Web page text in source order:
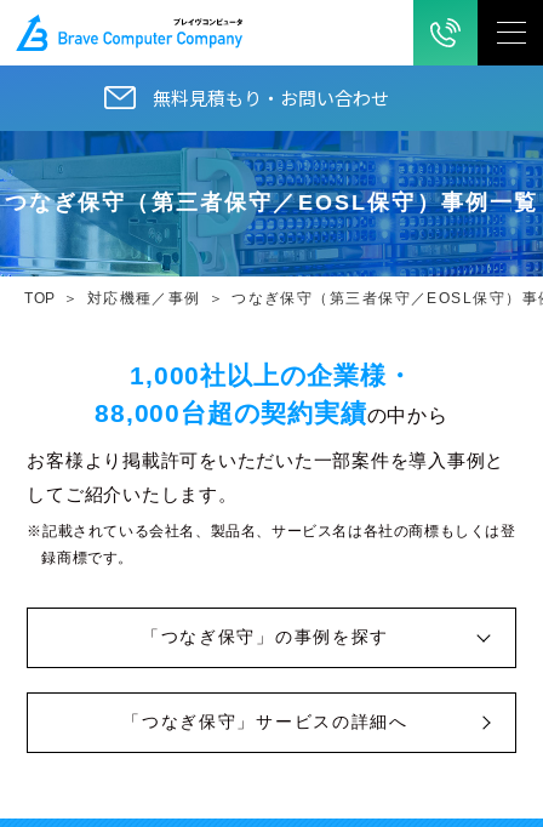
無料見積もり・お問い合わせ
つなぎ保守（第三者保守／EOSL保守）事例一覧
TOP 対応機種／事例 つなぎ保守（第三者保守／EOSL保守）事
1,000社以上の企業様・
88,000台超の契約実績の中から
お客様より掲載許可をいただいた一部案件を導入事例と
してご紹介いたします。
※記載されている会社名、製品名、サービス名は各社の商標もしくは登
録商標です。
「つなぎ保守」の事例を探す
「つなぎ保守」サービスの詳細へ